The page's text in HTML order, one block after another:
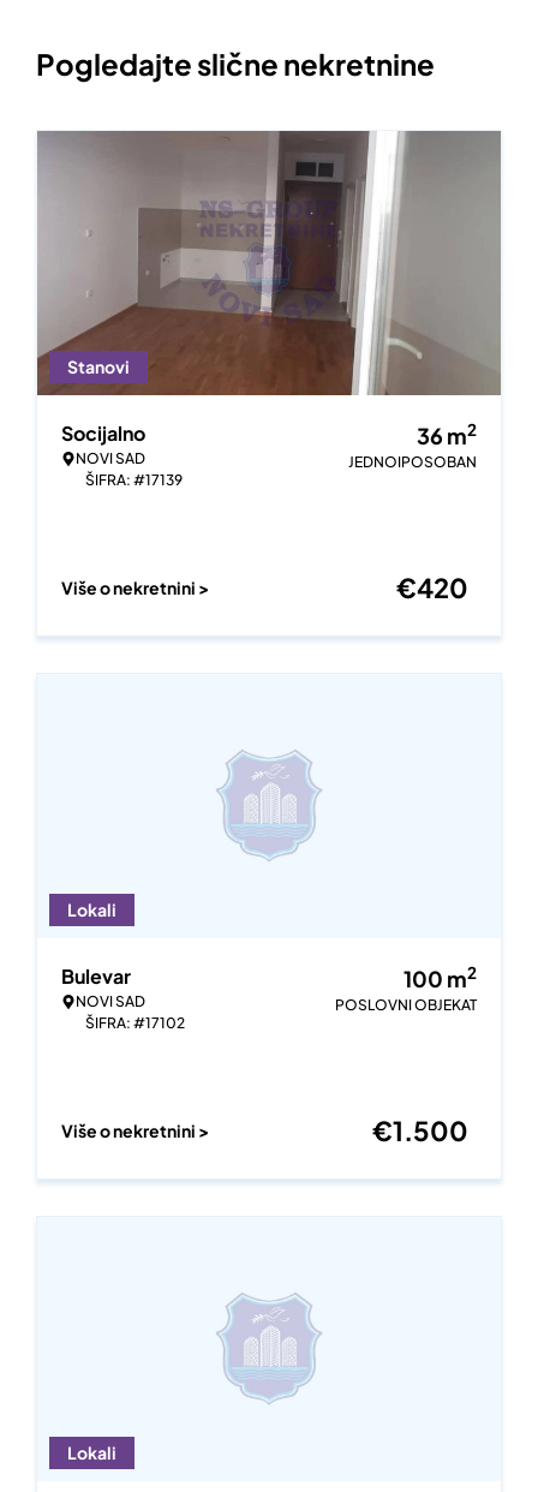
Pogledajte slične nekretnine
Stanovi
Socijalno
NOVI SAD
ŠIFRA: #17139
36 m2
JEDNOIPOSOBAN
Više o nekretnini > €420
Lokali
Bulevar
NOVI SAD
ŠIFRA: #17102
100 m2
POSLOVNI OBJEKAT
Više o nekretnini > €1.500
Lokali